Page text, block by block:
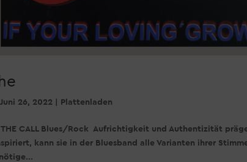
Juni 26, 2022 Plattenladen
THE CALL Blues/Rock Aufrichtigkeit und Authentizität
kann sie in der Bluesband alle Varianten ihrer